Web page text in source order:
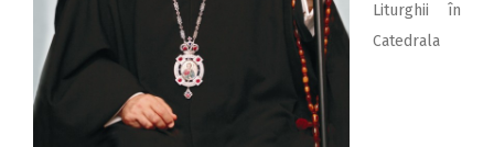
Liturghii în
Catedrala